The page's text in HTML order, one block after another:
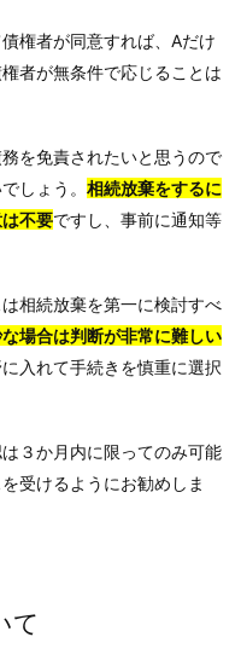
権者が同意すれば、Aだけ
者が無条件で応じることは
を免責されたいと思うので
しょう。 相続放棄をするに
不要ですし、事前に通知等
相続放棄を第一に検討すべ
場合は判断が非常に難しい
入れて手続きを慎重に選択
３か月内に限ってのみ可能
受けるようにお勧めしま
て